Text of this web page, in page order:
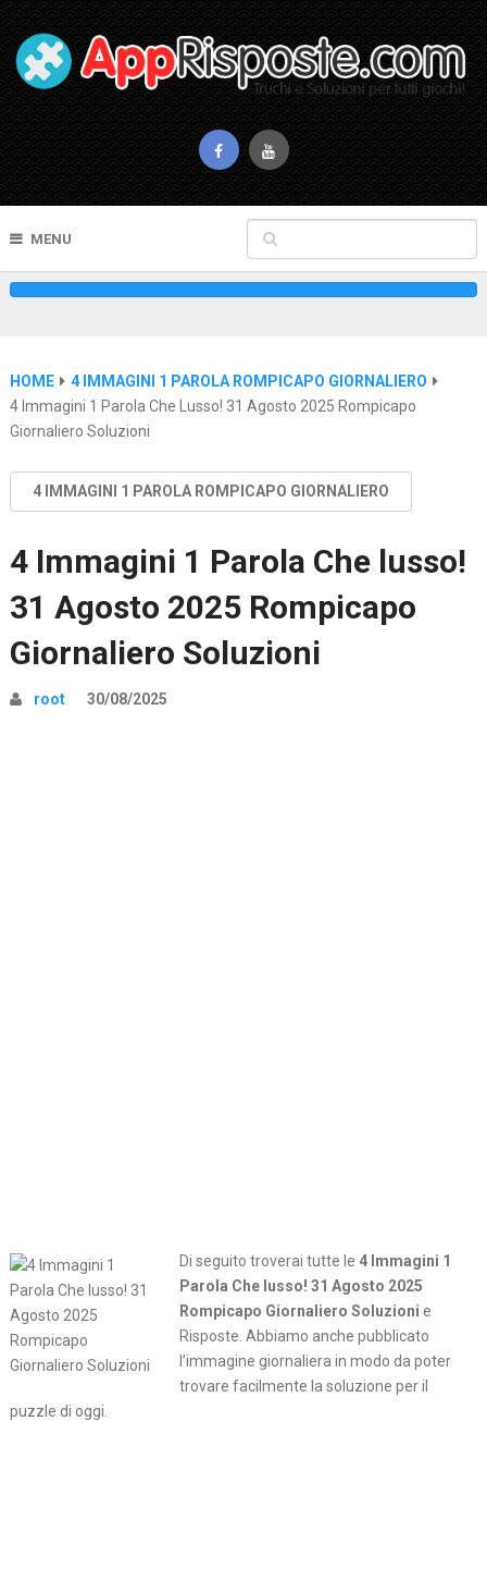
MENU
HOME
4 IMMAGINI 1 PAROLA ROMPICAPO GIORNALIERO
4 Immagini 1 Parola Che Lusso! 31 Agosto 2025 Rompicapo
Giornaliero Soluzioni
4 IMMAGINI 1 PAROLA ROMPICAPO GIORNALIERO
4 Immagini 1 Parola Che lusso!
31 Agosto 2025 Rompicapo
Giornaliero Soluzioni
root 30/08/2025
Di seguito troverai tutte le 4 Immagini 1
Parola Che lusso! 31 Agosto 2025
Rompicapo Giornaliero Soluzioni e
Risposte. Abbiamo anche pubblicato
l’immagine giornaliera in modo da poter
trovare facilmente la soluzione per il
puzzle di oggi.